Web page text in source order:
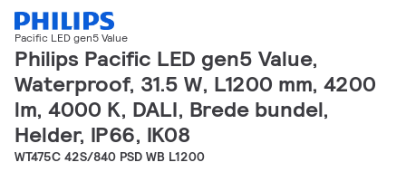
Pacific LED gen5 Value
Philips Pacific LED gen5 Value,
Waterproof, 31.5 W, L1200 mm, 4200
lm, 4000 K, DALI, Brede bundel,
Helder, IP66, IK08
WT475C 42S/840 PSD WB L1200